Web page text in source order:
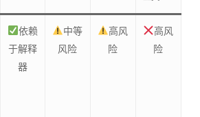
依赖
于解释
器
中等
风险
高风
险
高风
险